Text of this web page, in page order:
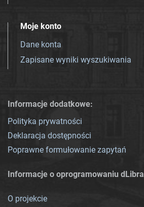
Moje konto
Dane konta
Zapisane wyniki wyszukiwania
Informacje dodatkowe:
Polityka prywatności
Deklaracja dostępności
Poprawne formułowanie zapytań
Informacje o oprogramowaniu dLibra
O projekcie